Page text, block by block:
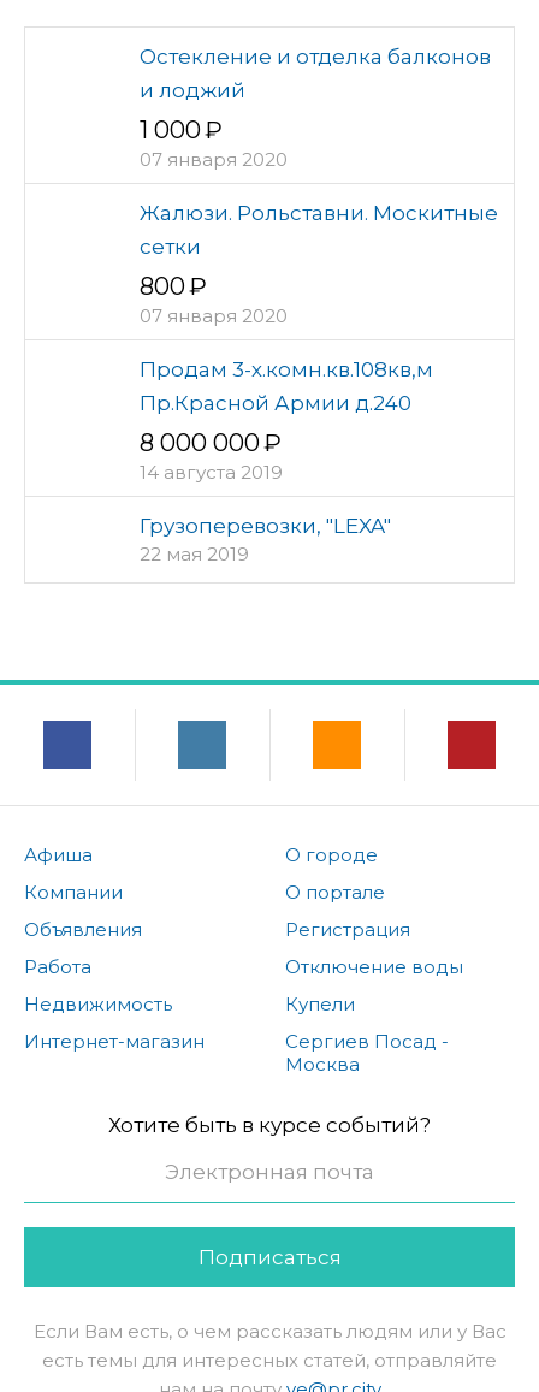
Остекление и отделка балконов
и лоджий
1 000
07 января 2020
Жалюзи. Рольставни. Москитные
сетки
800
07 января 2020
Продам 3-х.комн.кв.108кв,м
Пр.Красной Армии д.240
8 000 000
14 августа 2019
Грузоперевозки, "LEXA"
22 мая 2019
Афиша
Компании
Объявления
Работа
Недвижимость
Интернет-магазин
О городе
О портале
Регистрация
Отключение воды
Купели
Сергиев Посад -
Москва
Хотите быть в курсе событий?
Подписаться
Если Вам есть, о чем рассказать людям или у Вас
есть темы для интересных статей, отправляйте